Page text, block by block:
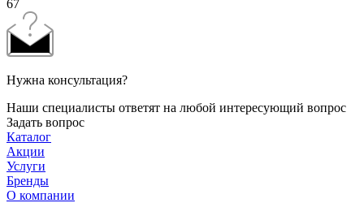
67
Нужна консультация?
Наши специалисты ответят на любой интересующий вопрос
Задать вопрос
Каталог
Акции
Услуги
Бренды
О компании